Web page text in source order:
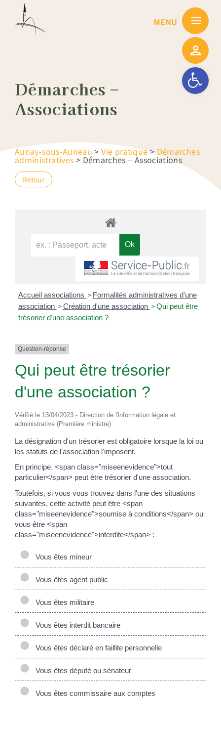
Ouvrir la
Démarches –
Associations
Aunay-sous-Auneau >Vie pratique>Démarches
administratives > Démarches – Associations
Retour
Accueil associations > Formalités administratives d'une
association > Création d'une association > Qui peut être
trésorier d'une association ?
Question-réponse
Qui peut être trésorier
d'une association ?
Vérifié le 13/04/2023 - Direction de l'information légale et
administrative (Première ministre)
La désignation d'un trésorier est obligatoire lorsque la loi ou
les statuts de l'association l'imposent.
En principe, <span class="miseenevidence">tout
particulier</span> peut être trésorier d'une association.
Toutefois, si vous vous trouvez dans l'une des situations
suivantes, cette activité peut être <span
class="miseenevidence">soumise à conditions</span> ou
vous être <span
class="miseenevidence">interdite</span> :
Vous êtes mineur
Vous êtes agent public
Vous êtes militaire
Vous êtes interdit bancaire
Vous êtes déclaré en faillite personnelle
Vous êtes député ou sénateur
Vous êtes commissaire aux comptes